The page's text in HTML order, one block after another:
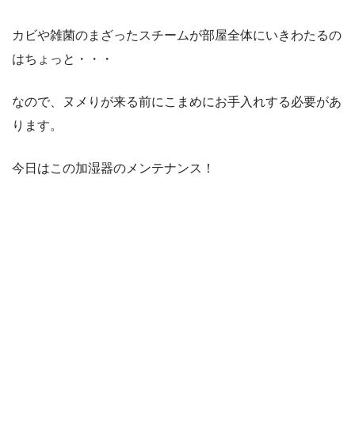
カビや雑菌のまざったスチームが部屋全体にいきわたるの
はちょっと・・・
なので、ヌメりが来る前にこまめにお手入れする必要があ
ります。
今日はこの加湿器のメンテナンス！